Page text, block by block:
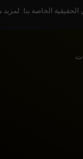
الخاصة بنا.